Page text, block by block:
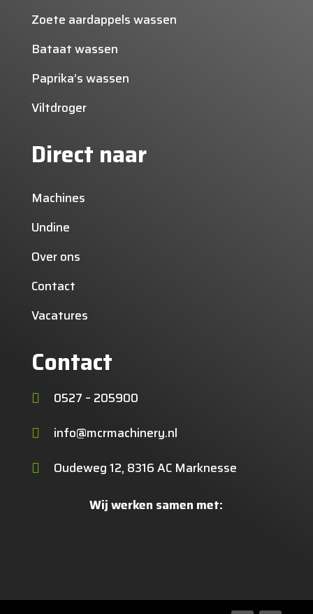
Zoete aardappels wassen
Bataat wassen
Paprika’s wassen
Viltdroger
Direct naar
Machines
Undine
Over ons
Contact
Vacatures
Contact
 0527 – 205900
 info@mcrmachinery.nl
 Oudeweg 12, 8316 AC Marknesse
Wij werken samen met: